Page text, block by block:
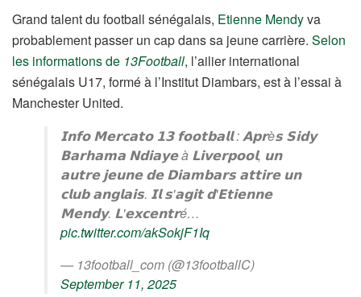
Grand talent du football sénégalais, Etienne Mendyva
probablement passer un cap dans sa jeune carrière. Selon
les informations de 13Football, l’ailier international
sénégalais U17, formé à l’Institut Diambars, est à l’essai à
Manchester United.
𝗜𝗻𝗳𝗼 𝗠𝗲𝗿𝗰𝗮𝘁𝗼 𝟭𝟯 𝗳𝗼𝗼𝘁𝗯𝗮𝗹𝗹 : 𝗔𝗽𝗿è𝘀 𝗦𝗶𝗱𝘆
𝗕𝗮𝗿𝗵𝗮𝗺𝗮 𝗡𝗱𝗶𝗮𝘆𝗲 à 𝗟𝗶𝘃𝗲𝗿𝗽𝗼𝗼𝗹, 𝘂𝗻
𝗮𝘂𝘁𝗿𝗲 𝗷𝗲𝘂𝗻𝗲 𝗱𝗲 𝗗𝗶𝗮𝗺𝗯𝗮𝗿𝘀 𝗮𝘁𝘁𝗶𝗿𝗲 𝘂𝗻
𝗰𝗹𝘂𝗯 𝗮𝗻𝗴𝗹𝗮𝗶𝘀. 𝗜𝗹 𝘀'𝗮𝗴𝗶𝘁 𝗱'𝗘𝘁𝗶𝗲𝗻𝗻𝗲
𝗠𝗲𝗻𝗱𝘆. 𝗟'𝗲𝘅𝗰𝗲𝗻𝘁𝗿é…
pic.twitter.com/akSokjF1Iq
— 13football_com (@13footballC)
September 11, 2025